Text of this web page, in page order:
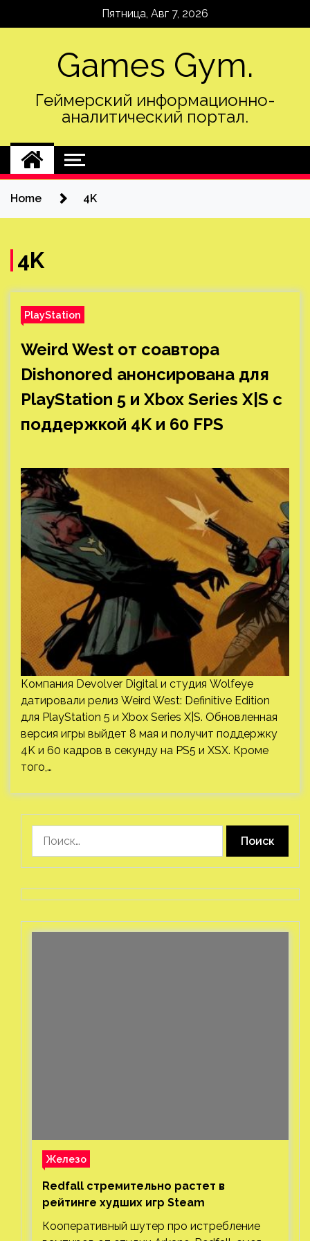
Пятница, Авг 7, 2026
Games Gym.
Геймерский информационно-
аналитический портал.
Home 4K
4K
PlayStation
Weird West от соавтора
Dishonored анонсирована для
PlayStation 5 и Xbox Series X|S с
поддержкой 4K и 60 FPS
Компания Devolver Digital и студия Wolfeye
датировали релиз Weird West: Definitive Edition
для PlayStation 5 и Xbox Series X|S. Обновленная
версия игры выйдет 8 мая и получит поддержку
4K и 60 кадров в секунду на PS5 и XSX. Кроме
того,…
Железо
Redfall стремительно растет в
рейтинге худших игр Steam
Кооперативный шутер про истребление